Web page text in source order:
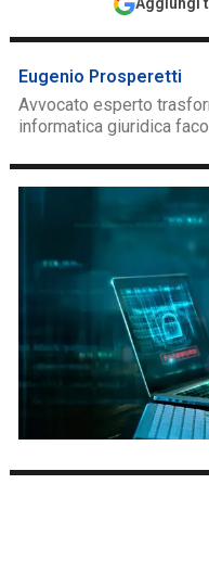
Eugenio Prosperetti
Avvocato esperto
informatica giuridica